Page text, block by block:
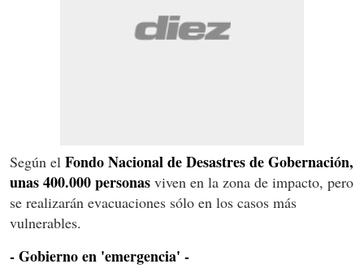
Según el Fondo Nacional de Desastres de Gobernación,
unas 400.000 personas viven en la zona de impacto, pero
se realizarán evacuaciones sólo en los casos más
vulnerables.
- Gobierno en 'emergencia' -